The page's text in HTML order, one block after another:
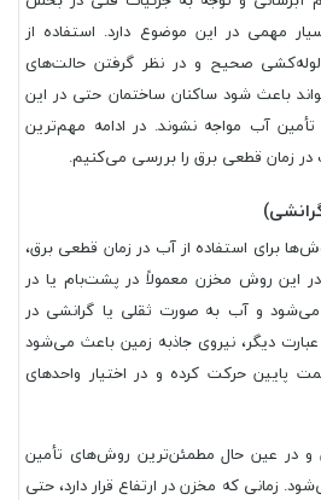
مهمی در این موضوع دارد. استفاده از
صحیح و در نظر گرفتن حالت‌های
باعث شود ساکنان ساختمان حتی در این
آب مواجه نشوند. در ادامه مهم‌ترین
زمان قطعی برق را بررسی می‌کنیم.
برای استفاده از آب در زمان قطعی برق،
این روش مخزن معمولاً در پشت‌بام یا در
می‌شود و آب به صورت ثقلی یا گرانشی در
دیگر، نیروی جاذبه زمین باعث می‌شود
پایین حرکت کرده و در اختیار واحدهای
در عین حال مطمئن‌ترین روش‌های تأمین
زمانی که مخزن در ارتفاع قرار دارد، حتی